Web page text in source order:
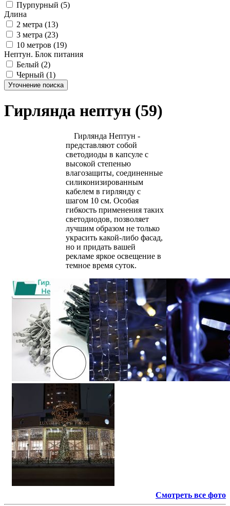
Пурпурный (5)
Длина
2 метра (13)
3 метра (23)
10 метров (19)
Нептун. Блок питания
Белый (2)
Черный (1)
Уточнение поиска
Гирлянда нептун (59)
Гирлянда Нептун -
представляют собой
светодиоды в капсуле с
высокой степенью
влагозащиты, соединенные
силиконизированным
кабелем в гирлянду с
шагом 10 см. Особая
гибкость применения таких
светодиодов, позволяет
лучшим образом не только
украсить какой-либо фасад,
но и придать вашей
рекламе яркое освещение в
темное время суток.
Смотреть все фото